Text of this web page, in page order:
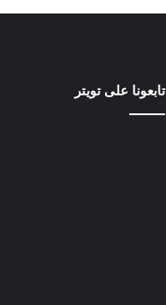
تابعونا على تويتر